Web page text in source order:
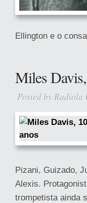
Ellington e o
Miles
Posted by Radiola
Pizani, Guizado,
Alexis.
trompetista ainda